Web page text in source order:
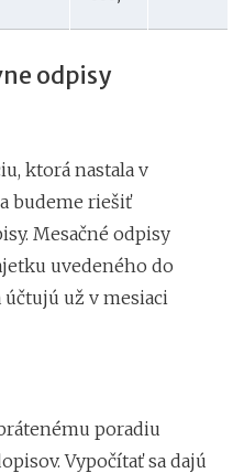
odpisy
ktorá nastala v
budeme riešiť
Mesačné odpisy
uvedeného do
už v mesiaci
poradiu
Vypočítať sa dajú